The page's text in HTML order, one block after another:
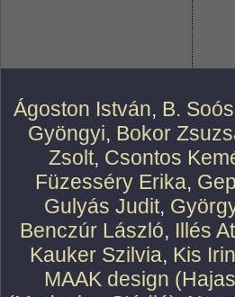
Ágoston István, B.
Gyöngyi, Bokor
Zsolt, Csontos
Füzesséry Erika,
Gulyás Judit,
Benczúr László, Illés
Kauker Szilvia, Kis
MAAK design